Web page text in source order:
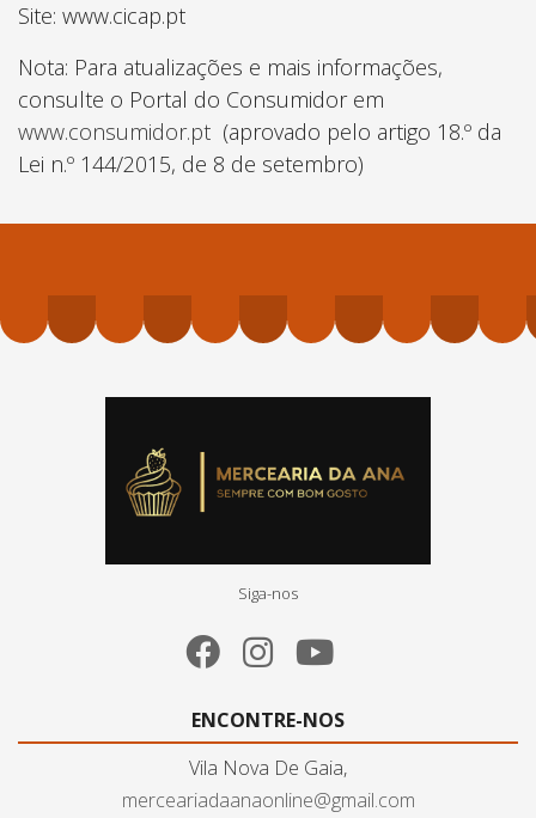
Site: www.cicap.pt
Nota: Para atualizações e mais informações,
consulte o Portal do Consumidor em
www.consumidor.pt (aprovado pelo artigo 18.º da
Lei n.º 144/2015, de 8 de setembro)
Siga-nos
ENCONTRE-NOS
Vila Nova De Gaia,
merceariadaanaonline@gmail.com